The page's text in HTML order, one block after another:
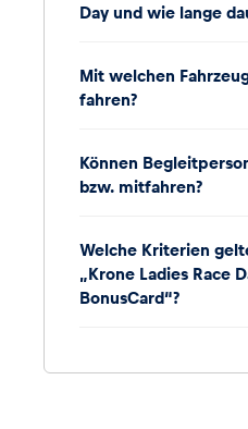
Day und wie lange
Mit welchen
fahren?
Können
bzw. mitfahren?
Welche Kriterien
„Krone Ladies Race
BonusCard“?